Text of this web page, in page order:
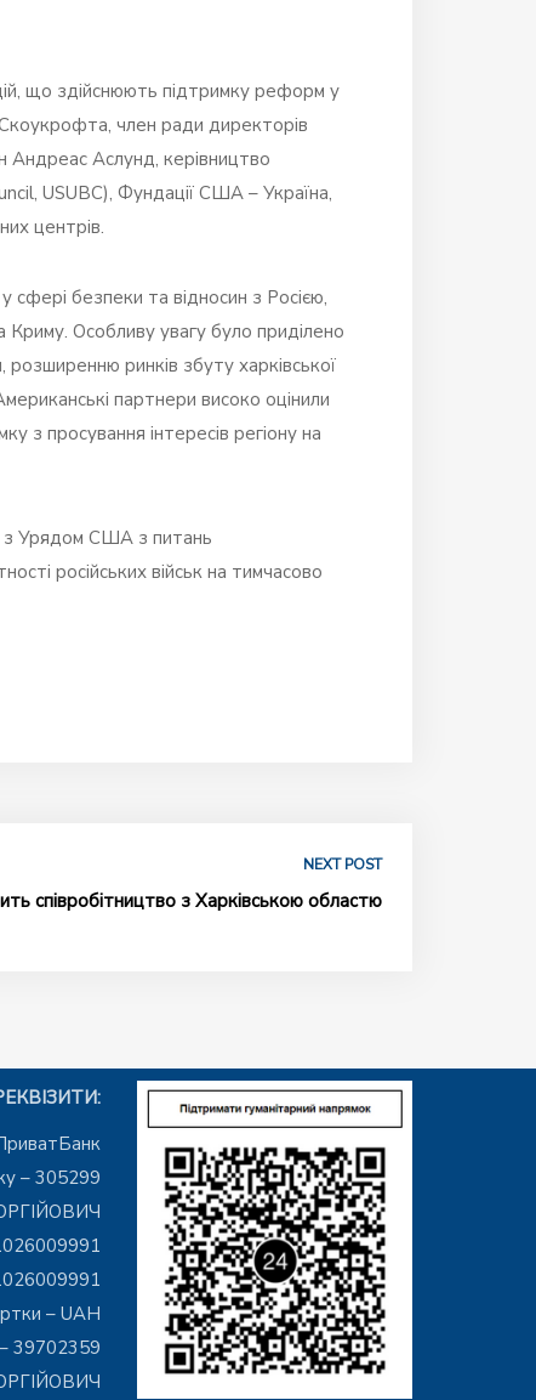
що здійснюють підтримку реформ у
Скоукрофта, член ради директорів
Аслунд, керівництво
USUBC), Фундації США – Україна,
центрів.
сфері безпеки та відносин з Росією,
Особливу увагу було приділено
ринків збуту харківської
партнери високо оцінили
з просування інтересів регіону на
з Урядом США з питань
російських військ на тимчасово
NEXT POST
співробітництво з Харківською областю
– 305299
– UAH
39702359